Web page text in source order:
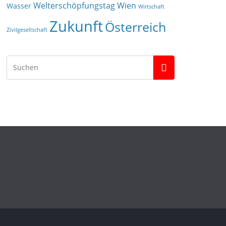
Wasser WelterschöpfungstagWien Wirtschaft
Zivilgesellschaft ZukunftÖsterreich